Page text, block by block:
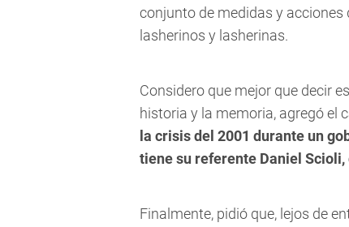
conjunto de medidas y acciones
lasherinos y lasherinas.
Considero que mejor que decir
historia y la memoria, agregó
la crisis del 2001 durante un
tiene su referente Daniel
Finalmente, pidió que, lejos de